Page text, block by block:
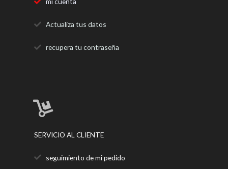
Actualiza tus datos
recupera tu contraseña
SERVICIO AL CLIENTE
seguimiento de mi pedido